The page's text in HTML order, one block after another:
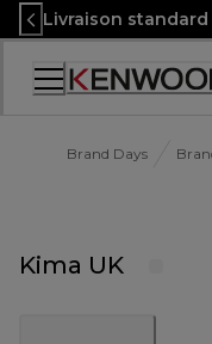
Skip
to
Content
Livraison
Accessibility
Brand Days
Kima UK